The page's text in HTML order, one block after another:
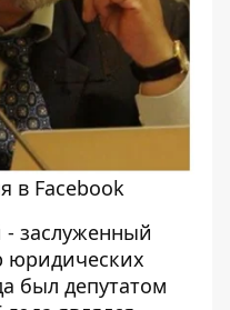
в Facebook
заслуженный
юридических
был депутатом